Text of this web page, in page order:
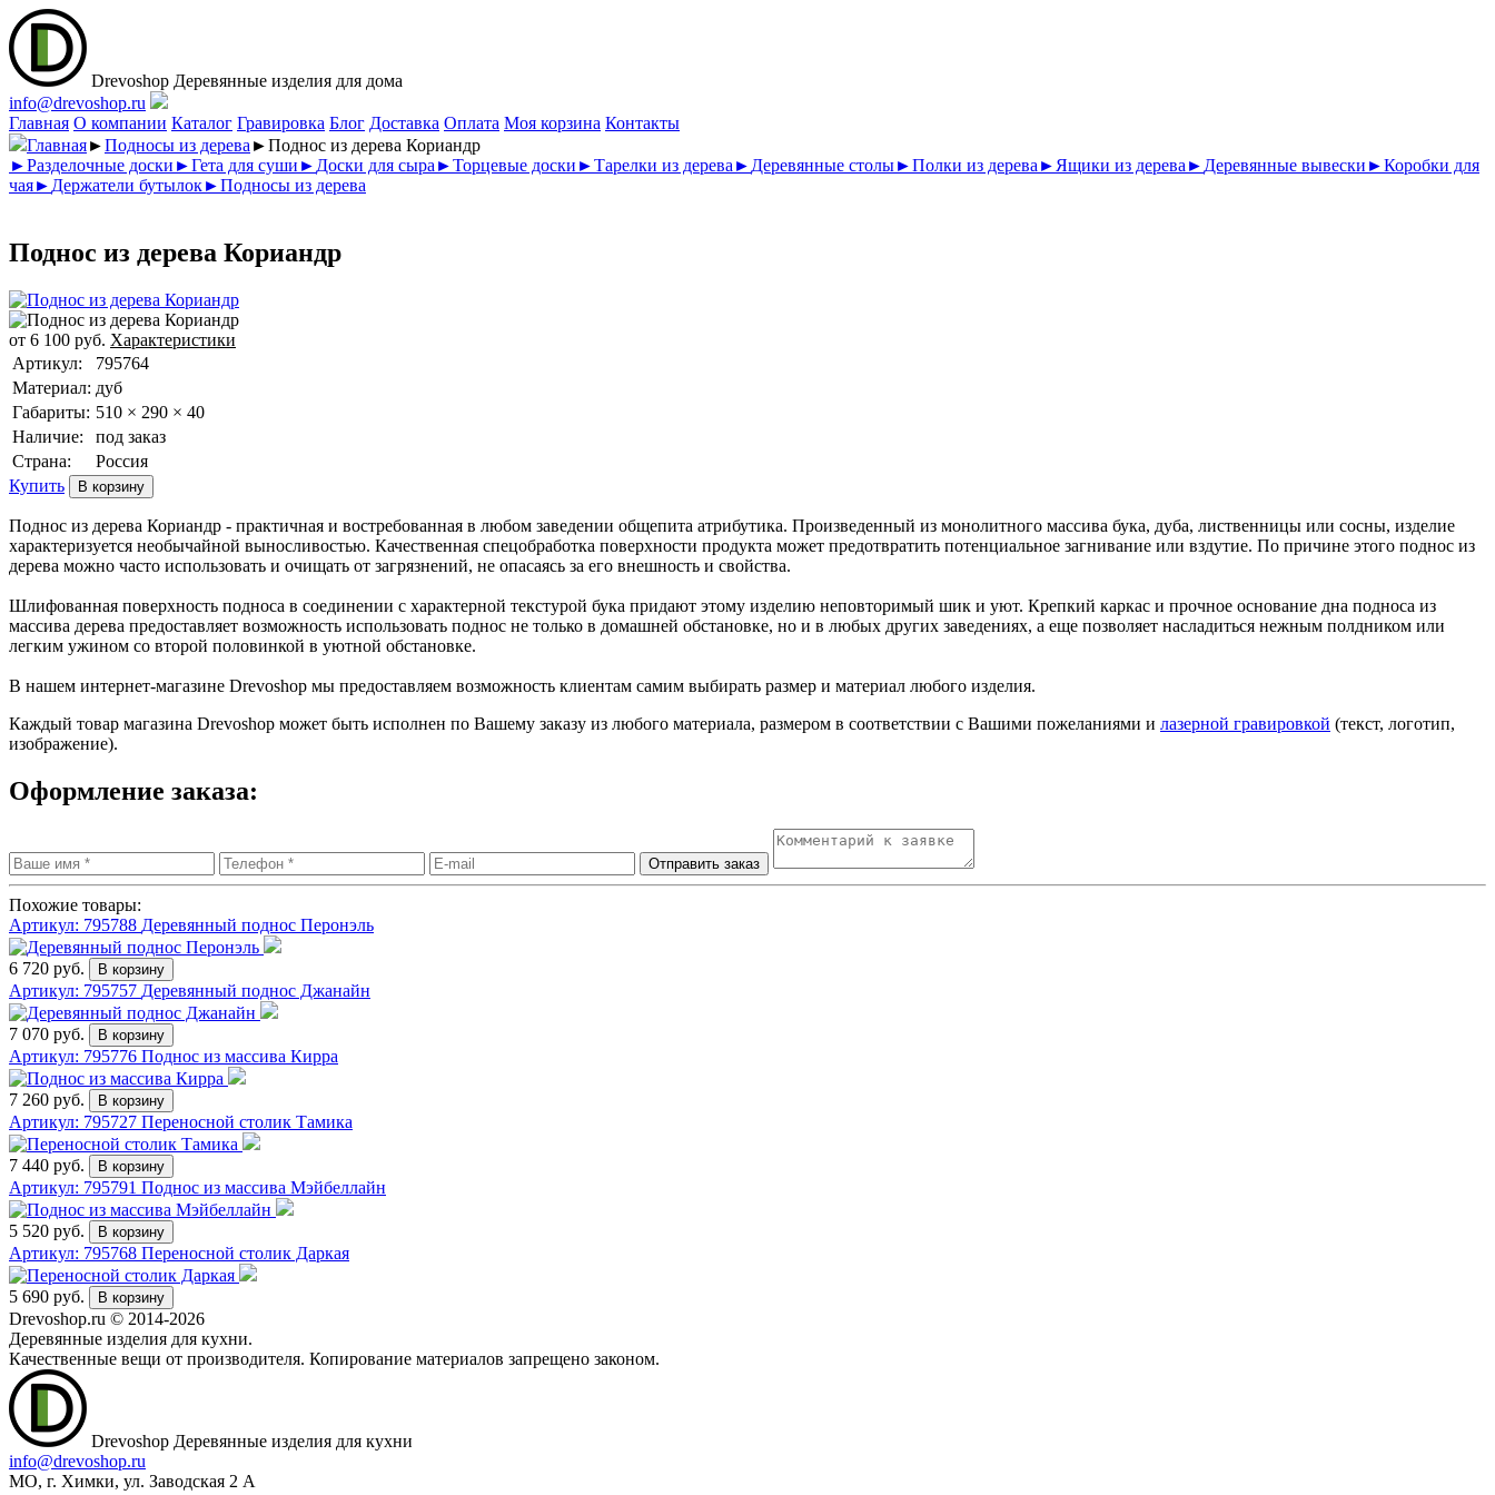
Drevoshop Деревянные изделия для дома
info@drevoshop.ru
Главная О компании Каталог Гравировка Блог Доставка Оплата Моя корзина Контакты
Главная►Подносы из дерева ►Поднос из дерева Кориандр
►Разделочные доски ►Гета для суши ► Доски для сыра ►Торцевые доски ►Тарелки из дерева ► Деревянные столы►Полки из дерева ► Ящики из дерева ► Деревянные вывески ►Коробки для
чая► Держатели бутылок►Подносы из дерева
Поднос из дерева Кориандр
от 6 100 руб. Характеристики
Артикул:
795764
Материал: дуб
Габариты: 510 × 290 × 40
Наличие:
под заказ
Страна:
Россия
Купить
Поднос из дерева Кориандр - практичная и востребованная в любом заведении общепита атрибутика. Произведенный из монолитного массива бука, дуба, лиственницы или сосны, изделие
характеризуется необычайной выносливостью. Качественная спецобработка поверхности продукта может предотвратить потенциальное загнивание или вздутие. По причине этого поднос из
дерева можно часто использовать и очищать от загрязнений, не опасаясь за его внешность и свойства.
Шлифованная поверхность подноса в соединении с характерной текстурой бука придают этому изделию неповторимый шик и уют. Крепкий каркас и прочное основание дна подноса из
массива дерева предоставляет возможность использовать поднос не только в домашней обстановке, но и в любых других заведениях, а еще позволяет насладиться нежным полдником или
легким ужином со второй половинкой в уютной обстановке.
В нашем интернет-магазине Drevoshop мы предоставляем возможность клиентам самим выбирать размер и материал любого изделия.
Каждый товар магазина Drevoshop может быть исполнен по Вашему заказу из любого материала, размером в соответствии с Вашими пожеланиями и лазерной гравировкой (текст, логотип,
изображение).
Оформление заказа:
Похожие товары:
Артикул: 795788 Деревянный поднос Перонэль
6 720 руб.
Артикул: 795757 Деревянный поднос Джанайн
7 070 руб.
Артикул: 795776 Поднос из массива Кирра
7 260 руб.
Артикул: 795727 Переносной столик Тамика
7 440 руб.
Артикул: 795791 Поднос из массива Мэйбеллайн
5 520 руб.
Артикул: 795768 Переносной столик Даркая
5 690 руб.
Drevoshop.ru © 2014-2026
Деревянные изделия для кухни.
Качественные вещи от производителя. Копирование материалов запрещено законом.
Drevoshop Деревянные изделия для кухни
info@drevoshop.ru
МО, г. Химки, ул. Заводская 2 A